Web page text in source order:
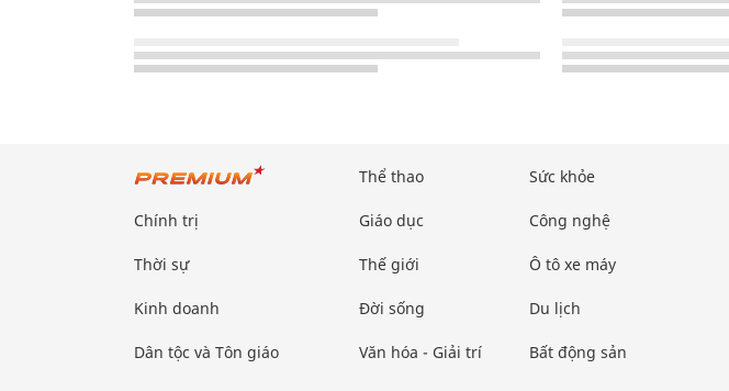
Chính trị
Thời sự
Kinh doanh
Dân tộc và Tôn giáo
Thể thao
Giáo dục
Thế giới
Đời sống
Văn hóa - Giải trí
Sức khỏe
Công nghệ
Ô tô xe máy
Du lịch
Bất động sản